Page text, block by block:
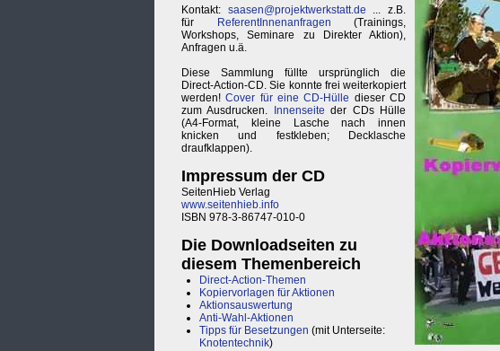
Kontakt: saasen@projektwerkstatt.de ... z.B.
für
ReferentInnenanfragen (Trainings,
Workshops, Seminare zu Direkter Aktion),
Anfragen u.ä.
Diese Sammlung füllte ursprünglich die
Direct-Action-CD. Sie konnte frei weiterkopiert
werden!Cover für eine CD-Hülle dieser CD
zum Ausdrucken.
Innenseite der CDs Hülle
(A4-Format, kleine Lasche nach innen
knicken und festkleben; Decklasche
draufklappen).
Impressum der CD
SeitenHieb Verlag
www.seitenhieb.info
ISBN 978-3-86747-010-0
Die Downloadseiten zu
diesem Themenbereich
Direct-Action-Themen
Kopiervorlagen für Aktionen
Aktionsauswertung
Anti-Wahl-Aktionen
Tipps für Besetzungen (mit Unterseite:
Knotentechnik)